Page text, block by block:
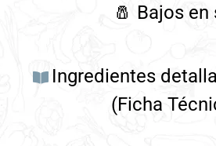
🧂 Bajos en
Ingredientes
(Ficha